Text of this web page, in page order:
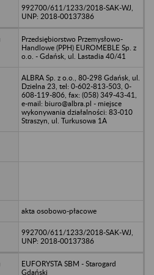
992700/611/1233/2018-SAK-WJ,
UNP: 2018-00137386
Przedsiębiorstwo Przemysłowo-
Handlowe (PPH) EUROMEBLE Sp. z
o.o. - Gdańsk, ul. Lastadia 40/41
ALBRA Sp. z o.o., 80-298 Gdańsk, ul.
Dzielna 23, tel: 0-602-813-503, 0-
608-119-806, fax: (058) 349-43-41,
e-mail: biuro@albra.pl - miejsce
wykonywania działalności: 83-010
Straszyn, ul. Turkusowa 1A
akta osobowo-płacowe
992700/611/1233/2018-SAK-WJ,
UNP: 2018-00137386
EUFORYSTA SBM - Starogard
Gdański